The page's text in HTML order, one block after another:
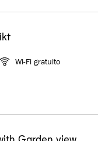
Wi-Fi gratuito